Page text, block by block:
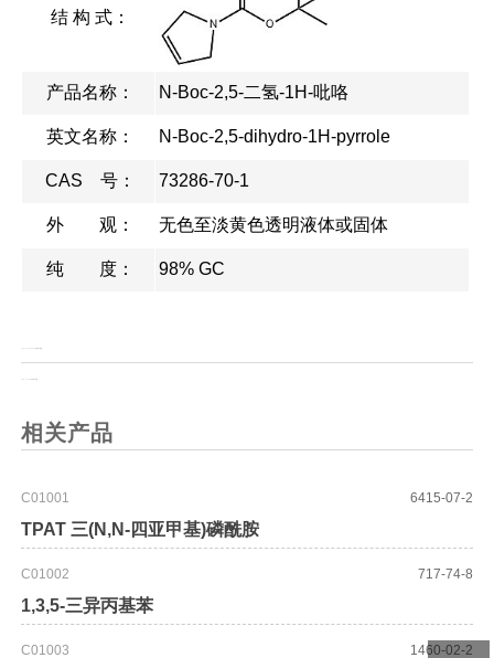
结 构 式：
产品名称： N-Boc-2,5-二氢-1H-吡咯
英文名称： N-Boc-2,5-dihydro-1H-pyrrole
CAS 号： 73286-70-1
外 观： 无色至淡黄色透明液体或固体
纯 度： 98% GC
相关产品
C01001
TPAT 三(N,N-四亚甲基)磷酰胺
6415-07-2
C01002
1,3,5-三异丙基苯
717-74-8
C01003 1460-02-2